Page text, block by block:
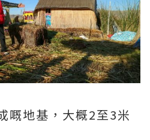
嘅地基，大概2至3米